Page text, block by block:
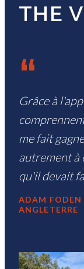
THE
“
Grâce à
me fait
autrement à
qu'il devait
ADAM FODEN
ANGLETERRE